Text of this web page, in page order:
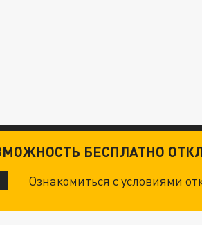
БЕСПЛАТНО
Ознакомиться с условиями